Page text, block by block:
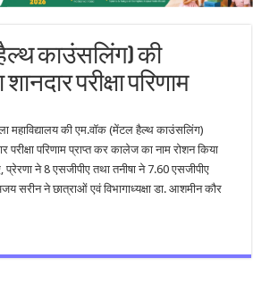
काउंसलिंग) की
परीक्षा परिणाम
महाविद्यालय की एम.वॉक (मेंटल हैल्थ काउंसलिंग)
परिणाम प्राप्त कर कालेज का नाम रोशन किया
ने 8 एसजीपीए तथा तनीषा ने 7.60 एसजीपीए
अजय सरीन ने छात्राओं एवं विभागाध्यक्षा डा. आशमीन कौर